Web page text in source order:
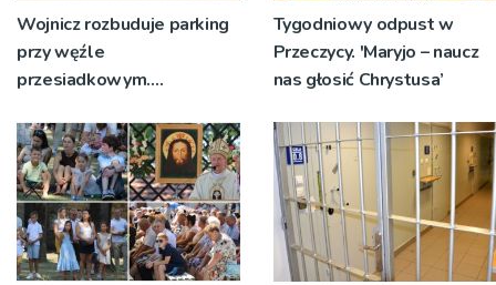
Wojnicz rozbuduje parking
przy węźle
przesiadkowym.
miejsc
Tygodniowy odpust w
Przeczycy. 'Maryjo – naucz
nas głosić Chrystusa’